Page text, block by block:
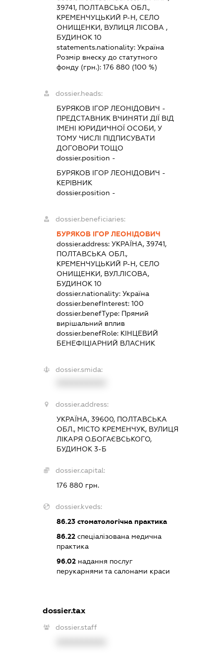
39741, ПОЛТАВСЬКА ОБЛ.,
КРЕМЕНЧУЦЬКИЙ Р-Н, СЕЛО
ОНИЩЕНКИ, ВУЛИЦЯ ЛІСОВА ,
БУДИНОК 10
statements.nationality:Україна
Розмір внеску до статутного
фонду (грн.):176 880 (100 %)
dossier.heads:
БУРЯКОВ ІГОР ЛЕОНІДОВИЧ -
ПРЕДСТАВНИК ВЧИНЯТИ ДІЇ ВІД
ІМЕНІ ЮРИДИЧНОЇ ОСОБИ, У
ТОМУ ЧИСЛІ ПІДПИСУВАТИ
ДОГОВОРИ ТОЩО
dossier.position -
БУРЯКОВ ІГОР ЛЕОНІДОВИЧ -
КЕРІВНИК
dossier.position -
dossier.beneficiaries:
БУРЯКОВ ІГОР ЛЕОНІДОВИЧ
dossier.address:УКРАЇНА, 39741,
ПОЛТАВСЬКА ОБЛ.,
КРЕМЕНЧУЦЬКИЙ Р-Н, СЕЛО
ОНИЩЕНКИ, ВУЛ.ЛІСОВА,
БУДИНОК 10
dossier.nationality:Україна
dossier.benefInterest:100
dossier.benefType: Прямий
вирішальний вплив
dossier.benefRole: КІНЦЕВИЙ
БЕНЕФІЦІАРНИЙ ВЛАСНИК
dossier.smida:
dossier.address:
УКРАЇНА, 39600, ПОЛТАВСЬКА
ОБЛ., МІСТО КРЕМЕНЧУК, ВУЛИЦЯ
ЛІКАРЯ О.БОГАЄВСЬКОГО,
БУДИНОК 3-Б
dossier.capital:
176 880 грн.
dossier.kveds:
86.23 стоматологічна практика
86.22 спеціалізована медична
практика
96.02 надання послуг
перукарнями та салонами краси
dossier.tax
dossier.staff